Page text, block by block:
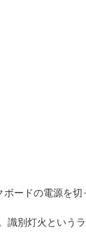
ードの電源を切
別灯火という